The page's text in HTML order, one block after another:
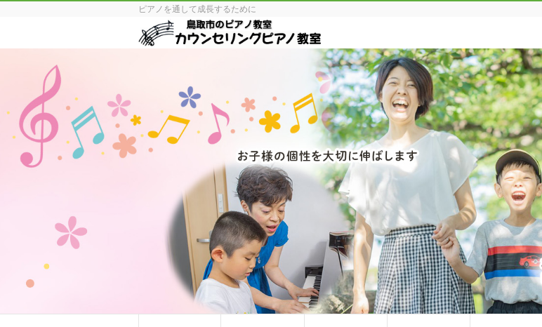
ピアノを通して成長するために